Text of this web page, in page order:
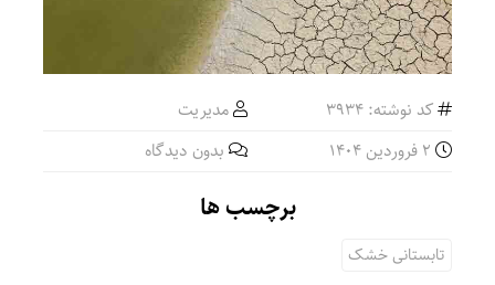
کد نوشته: 3934
مدیریت
بدون دیدگاه
برچسب ها
تابستانی خشک